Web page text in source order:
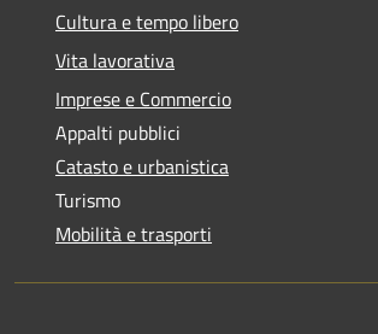
Cultura e tempo libero
Vita lavorativa
Imprese e Commercio
Appalti pubblici
Catasto e urbanistica
Turismo
Mobilità e trasporti